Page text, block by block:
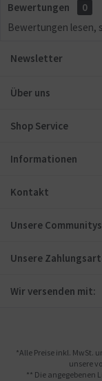
Bewertungen
0
Bewertungen lesen,
Newsletter
Über uns
Shop Service
Informationen
Kontakt
Unsere Communitys
Unsere
Wir versenden mit:
*Alle Preise inkl. MwSt.
unsere
** Die angegebenen